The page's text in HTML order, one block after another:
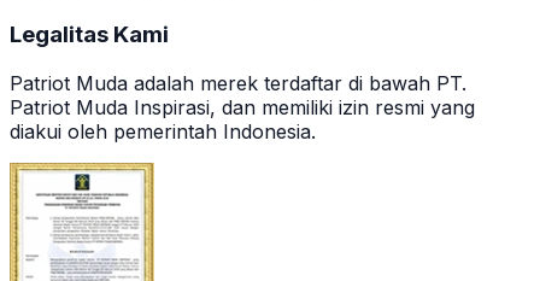
Legalitas Kami
Patriot Muda adalah merek terdaftar di bawah PT.
Patriot Muda Inspirasi, dan memiliki izin resmi yang
diakui oleh pemerintah Indonesia.